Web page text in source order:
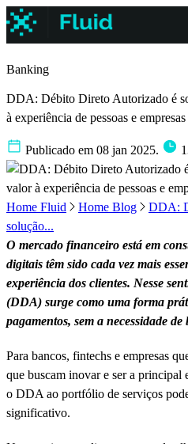
Banking
DDA: Débito Direto Autorizado é
à experiência de pessoas e empresas
Publicado em 08 jan 2025.
Home Fluid Home Blog
DDA:
solução...
O mercado financeiro está em
digitais têm sido cada vez mais
experiência dos clientes. Nesse
(DDA) surge como uma forma
pagamentos, sem a necessidade de
Para bancos, fintechs e empresas
que buscam inovar e ser a principal
o DDA ao portfólio de serviços
significativo.